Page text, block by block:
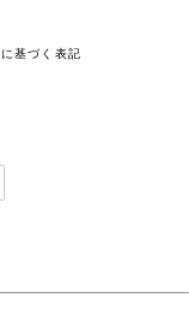
基づく表記